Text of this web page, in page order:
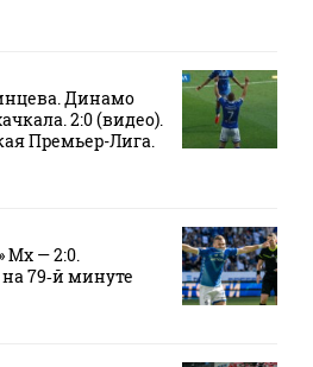
Динамо
2:0 (видео).
Премьер-Лига.
Мх — 2:0.
79‑й минуте